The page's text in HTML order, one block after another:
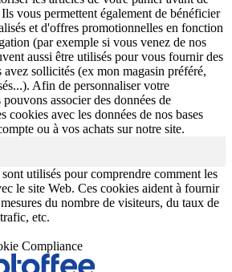
vous permettent également de bénéficier
et d'offres promotionnelles en fonction
(par exemple si vous venez de nos
aussi être utilisés pour vous fournir des
sollicités (ex mon magasin préféré,
Afin de personnaliser votre
associer des données de
cookies avec les données de nos bases
ou à vos achats sur notre site.
utilisés pour comprendre comment les
le site Web. Ces cookies aident à fournir
du nombre de visiteurs, du taux de
etc.
Compliance